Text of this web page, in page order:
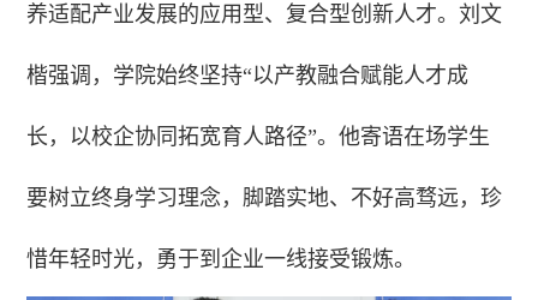
养适配产业发展的应用型、复合型创新人才。刘文
楷强调，学院始终坚持“以产教融合赋能人才成
长，以校企协同拓宽育人路径”。他寄语在场学生
要树立终身学习理念，脚踏实地、不好高骛远，珍
惜年轻时光，勇于到企业一线接受锻炼。